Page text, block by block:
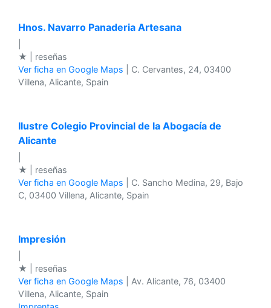
Hnos. Navarro Panaderia Artesana
★ | reseñas
Ver ficha en Google Maps | C. Cervantes, 24, 03400
Villena, Alicante, Spain
Ilustre Colegio Provincial de la Abogacía de
Alicante
★ | reseñas
Ver ficha en Google Maps | C. Sancho Medina, 29, Bajo
C, 03400 Villena, Alicante, Spain
Impresión
★ | reseñas
Ver ficha en Google Maps | Av. Alicante, 76, 03400
Villena, Alicante, Spain